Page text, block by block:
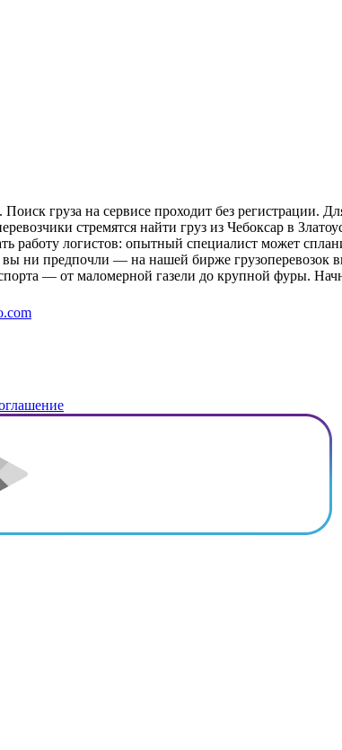
груза на сервисе проходит без регистрации.
стремятся найти груз из Чебоксар в
работу логистов: опытный специалист может
ни предпочли — на нашей бирже грузоперевозок
— от маломерной газели до крупной фуры.